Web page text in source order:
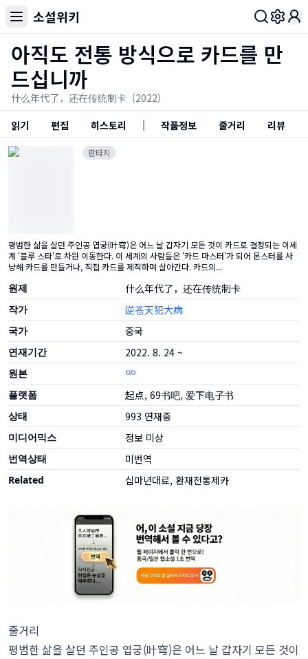
소설위키
아직도 전통 방식으로 카드를 만
드십니까
什么年代了，还在传统制卡 (2022)
읽기
편집 히스토리 작품정보 줄거리 리뷰
판타지
평범한 삶을 살던 주인공 엽궁(叶穹)은 어느 날 갑자기 모든 것이 카드로 결정되는 이세
계 '블루 스타'로 차원 이동한다. 이 세계의 사람들은 '카드 마스터'가 되어 몬스터를 사
냥해 카드를 만들거나, 직접 카드를 제작하며 살아간다. 카드의...
원제 什么年代了，还在传统制卡
작가 逆苍天犯大病
국가 중국
연재기간 2022. 8. 24 ~
원본
플랫폼
起点, 69书吧, 爱下电子书
상태 993 연재중
미디어믹스 정보 미상
번역상태 미번역
Related 십마년대료, 환재전통제카
줄거리
평범한 삶을 살던 주인공 엽궁(叶穹)은 어느 날 갑자기 모든 것이